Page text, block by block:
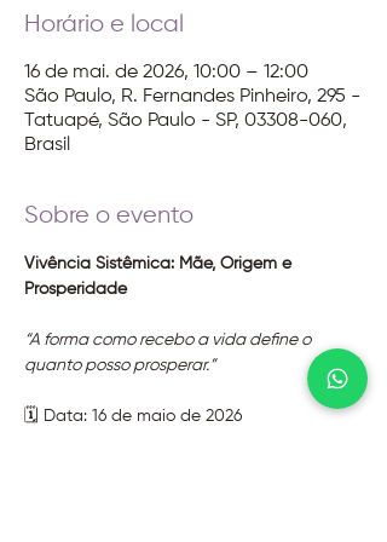
Horário e local
16 de mai. de 2026, 10:00 – 12:00
São Paulo, R. Fernandes Pinheiro, 295 -
Tatuapé, São Paulo - SP, 03308-060,
Brasil
Sobre o evento
Vivência Sistêmica: Mãe, Origem e
Prosperidade
“A forma como recebo a vida define o
quanto posso prosperar.”
🗓️ Data: 16 de maio de 2026